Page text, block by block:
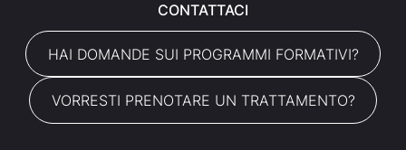
CONTATTACI
HAI DOMANDE SUI PROGRAMMI FORMATIVI?
VORRESTI PRENOTARE UN TRATTAMENTO?